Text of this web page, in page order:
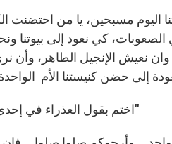
اليوم مسبحين، يا من احتضنت
كي نعود إلى بيوتنا
وان نعيش الإنجيل الطاهر،
اختم بقول العذراء في إحدى رسائلها التي تقول"